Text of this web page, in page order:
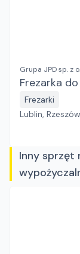
Grupa JPD sp. z
Frezarka
Frezarki
Lublin,
Inny sprzęt